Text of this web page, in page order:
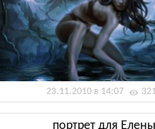
23.11.2010 в 14:07
портрет для Елены